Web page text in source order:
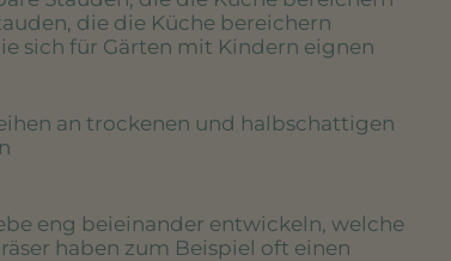
die die Küche bereichern
sich für Gärten mit Kindern eignen
an trockenen und halbschattigen
eng beieinander entwickeln, welche
haben zum Beispiel oft einen